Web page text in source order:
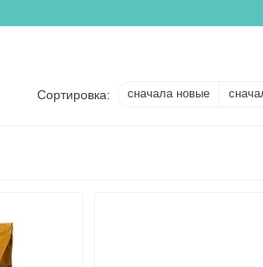
Сортировка: сначала новые